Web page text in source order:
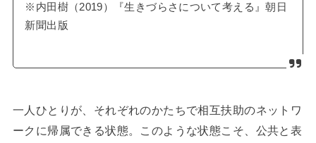
※内田樹（2019）『生きづらさについて考える』朝日
新聞出版
一人ひとりが、それぞれのかたちで相互扶助のネットワ
ークに帰属できる状態。このような状態こそ、公共と表